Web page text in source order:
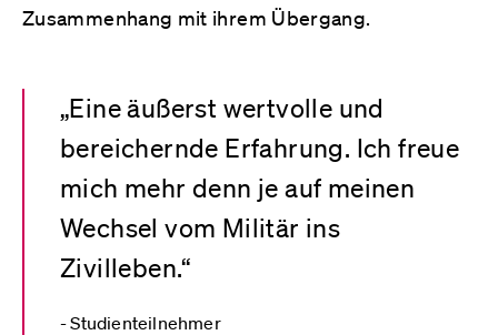
Zusammenhang mit ihrem Übergang.
„Eine äußerst wertvolle und
bereichernde Erfahrung. Ich freue
mich mehr denn je auf meinen
Wechsel vom Militär ins
Zivilleben.“
Studienteilnehmer